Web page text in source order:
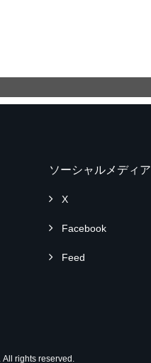
ソーシャルメディア
X
Facebook
Feed
rights reserved.